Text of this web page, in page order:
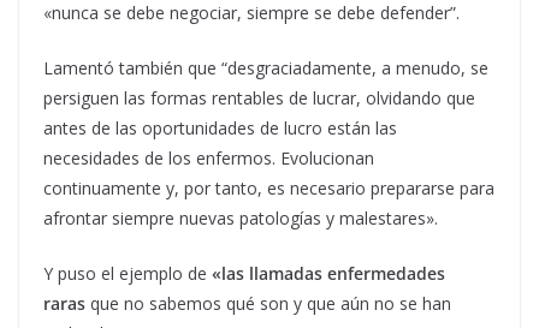
«nunca se debe negociar, siempre se debe defender”.
Lamentó también que “desgraciadamente, a menudo, se
persiguen las formas rentables de lucrar, olvidando que
antes de las oportunidades de lucro están las
necesidades de los enfermos. Evolucionan
continuamente y, por tanto, es necesario prepararse para
afrontar siempre nuevas patologías y malestares».
Y puso el ejemplo de «las llamadas enfermedades
raras que no sabemos qué son y que aún no se han